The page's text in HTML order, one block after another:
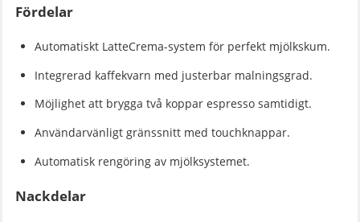
Fördelar
Automatiskt LatteCrema-system för perfekt mjölkskum.
Integrerad kaffekvarn med justerbar malningsgrad.
Möjlighet att brygga två koppar espresso samtidigt.
Användarvänligt gränssnitt med touchknappar.
Automatisk rengöring av mjölksystemet.
Nackdelar